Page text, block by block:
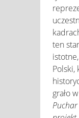
ten
Polski,
grało